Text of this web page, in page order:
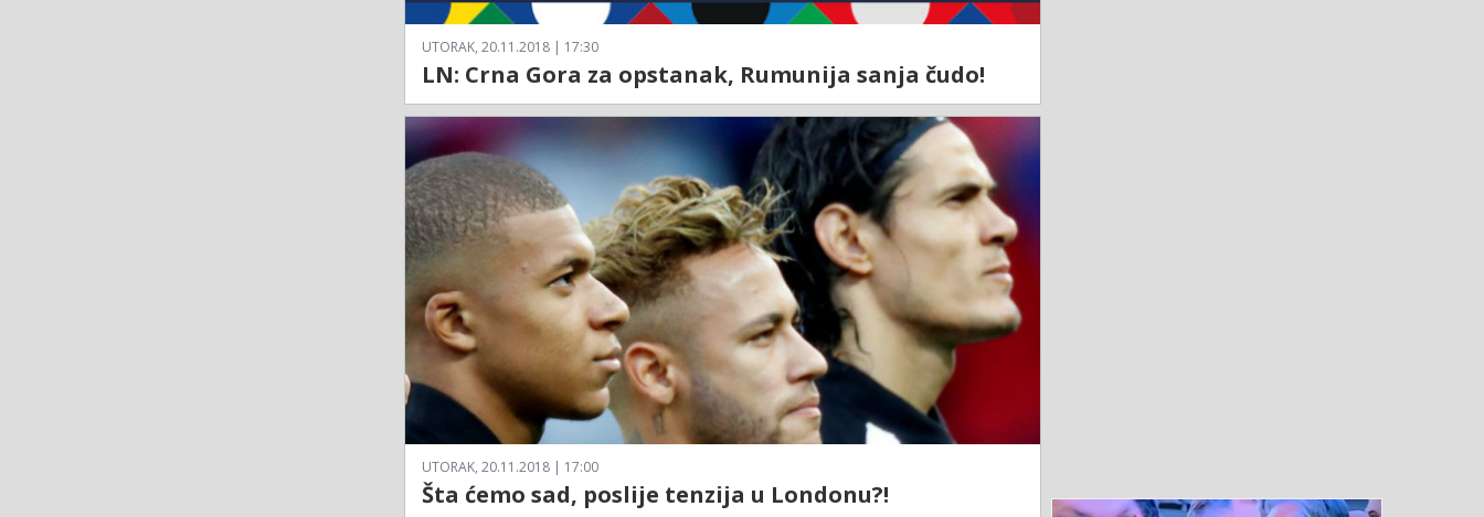
UTORAK, 20.11.2018 | 17:30
LN: Crna Gora za opstanak, Rumunija sanja čudo!
UTORAK, 20.11.2018 | 17:00
Šta ćemo sad, poslije tenzija u Londonu?!